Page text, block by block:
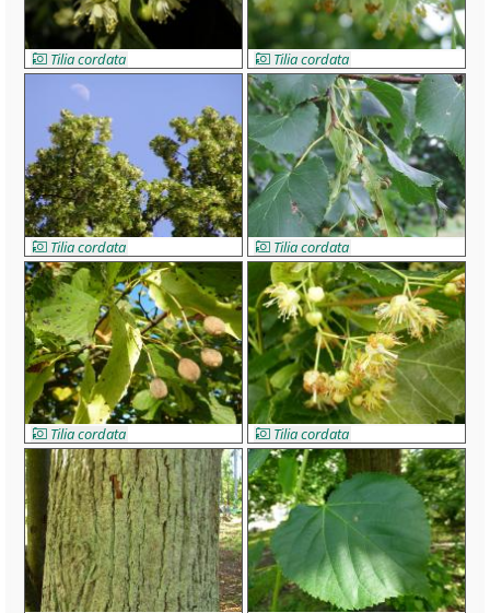
Tilia cordata Tilia cordata
Tilia cordata Tilia cordata
Tilia cordata Tilia cordata